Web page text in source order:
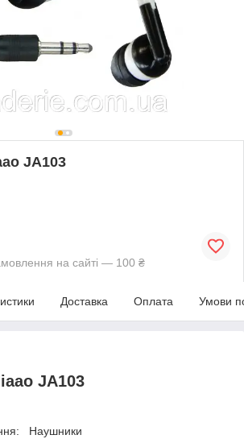
JA103
на сайті — 100 ₴
Доставка Оплата Умови
JA103
Наушники